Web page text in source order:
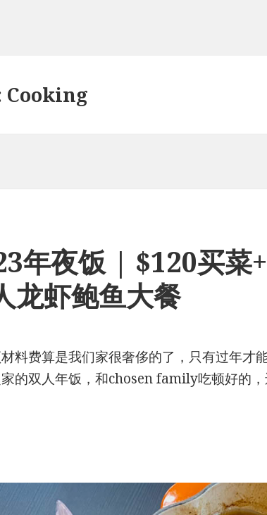
Cooking
年夜饭 | $120买菜
龙虾鲍鱼大餐
料费算是我们家很奢侈的了，只有过年才
的双人年饭，和chosen family吃顿好的，